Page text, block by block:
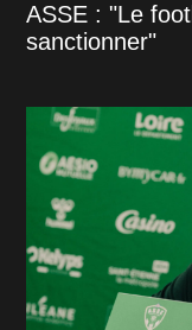
ASSE : "Le
sanctionner"